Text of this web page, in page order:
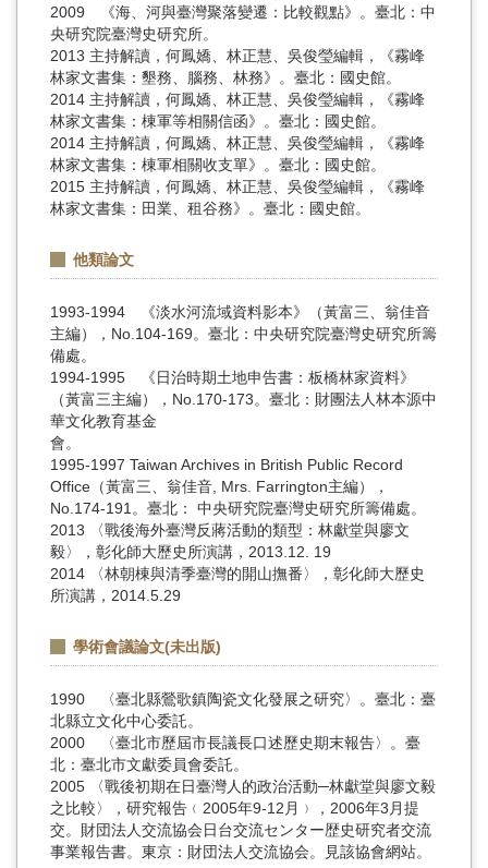
2009 《海、河與臺灣聚落變遷：比較觀點》。臺北：中
央研究院臺灣史研究所。
2013 主持解讀，何鳳嬌、林正慧、吳俊瑩編輯，《霧峰
林家文書集：墾務、腦務、林務》。臺北：國史館。
2014 主持解讀，何鳳嬌、林正慧、吳俊瑩編輯，《霧峰
林家文書集：棟軍等相關信函》。臺北：國史館。
2014 主持解讀，何鳳嬌、林正慧、吳俊瑩編輯，《霧峰
林家文書集：棟軍相關收支單》。臺北：國史館。
2015 主持解讀，何鳳嬌、林正慧、吳俊瑩編輯，《霧峰
林家文書集：田業、租谷務》。臺北：國史館。
他類論文
1993-1994 《淡水河流域資料影本》（黃富三、翁佳音
主編），No.104-169。臺北：中央研究院臺灣史研究所籌
備處。
1994-1995 《日治時期土地申告書：板橋林家資料》
（黃富三主編），No.170-173。臺北：財團法人林本源中
華文化教育基金
會。
1995-1997 Taiwan Archives in British Public Record
Office（黃富三、翁佳音, Mrs. Farrington主編），
No.174-191。臺北： 中央研究院臺灣史研究所籌備處。
2013 〈戰後海外臺灣反蔣活動的類型：林獻堂與廖文
毅〉，彰化師大歷史所演講，2013.12. 19
2014 〈林朝棟與清季臺灣的開山撫番〉，彰化師大歷史
所演講，2014.5.29
學術會議論文(未出版)
1990 〈臺北縣鶯歌鎮陶瓷文化發展之研究〉。臺北：臺
北縣立文化中心委託。
2000 〈臺北市歷屆市長議長口述歷史期末報告〉。臺
北：臺北市文獻委員會委託。
2005 〈戰後初期在日臺灣人的政治活動─林獻堂與廖文毅
之比較〉，研究報告﹙2005年9-12月﹚，2006年3月提
交。財団法人交流協会日台交流センター歴史研究者交流
事業報告書。東京：財団法人交流協会。見該協會網站。